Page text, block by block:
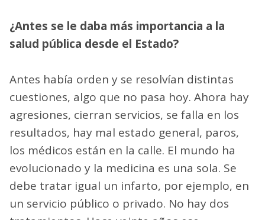
¿Antes se le daba más importancia a la
salud pública desde el Estado?
Antes había orden y se resolvían distintas
cuestiones, algo que no pasa hoy. Ahora hay
agresiones, cierran servicios, se falla en los
resultados, hay mal estado general, paros,
los médicos están en la calle. El mundo ha
evolucionado y la medicina es una sola. Se
debe tratar igual un infarto, por ejemplo, en
un servicio público o privado. No hay dos